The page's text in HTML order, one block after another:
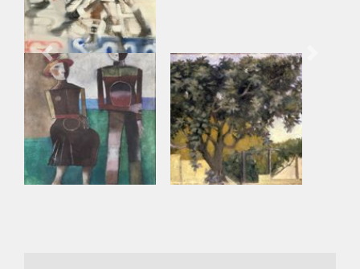
Previous